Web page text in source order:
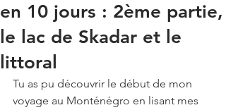
en 10 jours : 2ème partie,
le lac de Skadar et le
littoral
Tu as pu découvrir le début de mon
voyage au Monténégro en lisant mes